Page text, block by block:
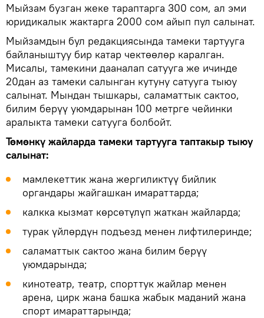
Мыйзам бузган жеке тараптарга 300 сом, ал эми
юридикалык жактарга 2000 сом айып пул салынат.
Мыйзамдын бул редакциясында тамеки тартууга
байланыштуу бир катар чектөөлөр каралган.
Мисалы, тамекини дааналап сатууга же ичинде
20дан аз тамеки салынган кутуну сатууга тыюу
салынат. Мындан тышкары, саламаттык сактоо,
билим берүү уюмдарынан 100 метрге чейинки
аралыкта тамеки сатууга болбойт.
Төмөнкү жайларда тамеки тартууга таптакыр тыюу
салынат:
мамлекеттик жана жергиликтүү бийлик
органдары жайгашкан имараттарда;
калкка кызмат көрсөтүлүп жаткан жайларда;
турак үйлөрдүн подъезд менен лифтилеринде;
саламаттык сактоо жана билим берүү
уюмдарында;
кинотеатр, театр, спорттук жайлар менен
арена, цирк жана башка жабык маданий жана
спорт имараттарында;